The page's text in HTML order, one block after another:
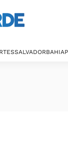
SALVADORBAHIA